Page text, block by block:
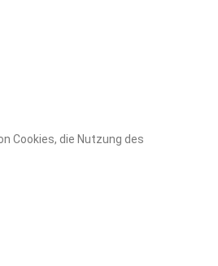
Cookies, die Nutzung des